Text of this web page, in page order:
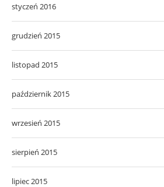
styczeń 2016
grudzień 2015
listopad 2015
październik 2015
wrzesień 2015
sierpień 2015
lipiec 2015